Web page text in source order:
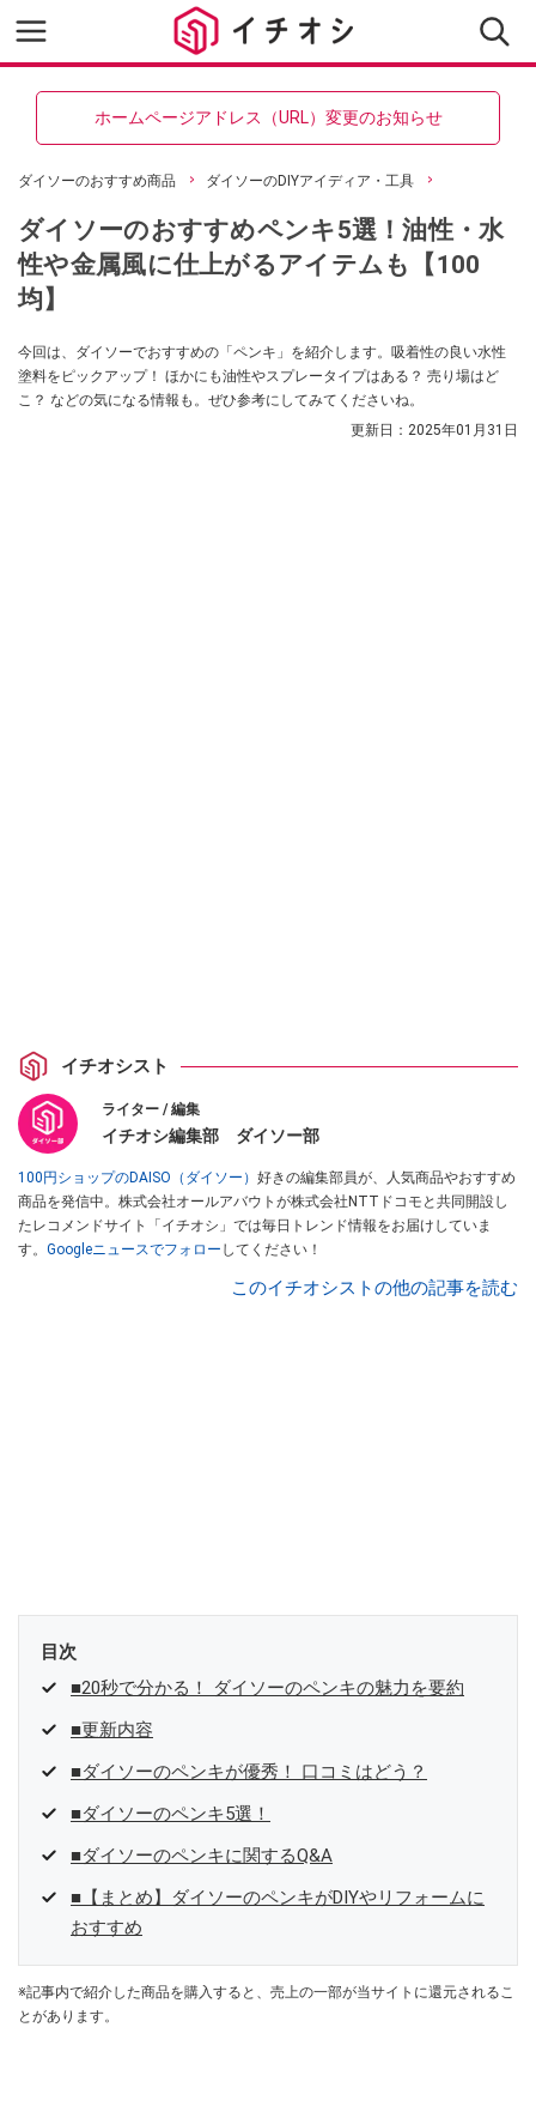
ホームページアドレス（URL）変更のお知らせ
ダイソーのおすすめ商品 ダイソーのDIYアイディア・工具
ダイソーのおすすめペンキ5選！油性・水
性や金属風に仕上がるアイテムも【100
均】
今回は、ダイソーでおすすめの「ペンキ」を紹介します。吸着性の良い水性
塗料をピックアップ！ ほかにも油性やスプレータイプはある？ 売り場はど
こ？ などの気になる情報も。ぜひ参考にしてみてくださいね。
更新日： 2025年01月31日
イチオシスト
ライター / 編集
イチオシ編集部 ダイソー部
100円ショップのDAISO（ダイソー） 好きの編集部員が、人気商品やおすすめ
商品を発信中。株式会社オールアバウトが株式会社NTTドコモと共同開設し
たレコメンドサイト「イチオシ」では毎日トレンド情報をお届けしていま
す。 Googleニュースでフォロー してください！
このイチオシストの他の記事を読む
目次
■20秒で分かる！ ダイソーのペンキの魅力を要約
■更新内容
■ダイソーのペンキが優秀！ 口コミはどう？
■ダイソーのペンキ5選！
■ダイソーのペンキに関するQ&A
■【まとめ】ダイソーのペンキがDIYやリフォームに
おすすめ
※記事内で紹介した商品を購入すると、売上の一部が当サイトに還元されるこ
とがあります。